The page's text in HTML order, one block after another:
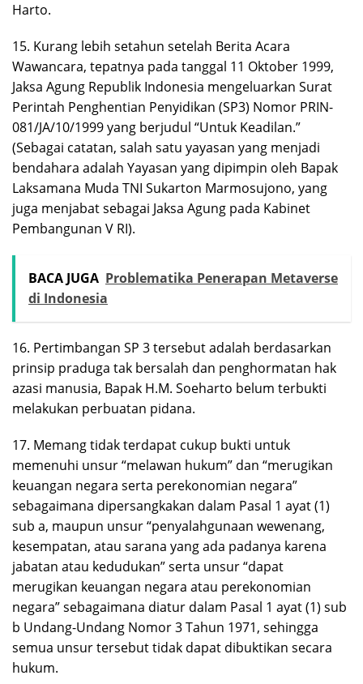
Harto.
15. Kurang lebih setahun setelah Berita Acara
Wawancara, tepatnya pada tanggal 11 Oktober 1999,
Jaksa Agung Republik Indonesia mengeluarkan Surat
Perintah Penghentian Penyidikan (SP3) Nomor PRIN-
081/JA/10/1999 yang berjudul “Untuk Keadilan.”
(Sebagai catatan, salah satu yayasan yang menjadi
bendahara adalah Yayasan yang dipimpin oleh Bapak
Laksamana Muda TNI Sukarton Marmosujono, yang
juga menjabat sebagai Jaksa Agung pada Kabinet
Pembangunan V RI).
BACA JUGA Problematika Penerapan Metaverse
di Indonesia
16. Pertimbangan SP 3 tersebut adalah berdasarkan
prinsip praduga tak bersalah dan penghormatan hak
azasi manusia, Bapak H.M. Soeharto belum terbukti
melakukan perbuatan pidana.
17. Memang tidak terdapat cukup bukti untuk
memenuhi unsur “melawan hukum” dan “merugikan
keuangan negara serta perekonomian negara”
sebagaimana dipersangkakan dalam Pasal 1 ayat (1)
sub a, maupun unsur “penyalahgunaan wewenang,
kesempatan, atau sarana yang ada padanya karena
jabatan atau kedudukan” serta unsur “dapat
merugikan keuangan negara atau perekonomian
negara” sebagaimana diatur dalam Pasal 1 ayat (1) sub
b Undang-Undang Nomor 3 Tahun 1971, sehingga
semua unsur tersebut tidak dapat dibuktikan secara
hukum.